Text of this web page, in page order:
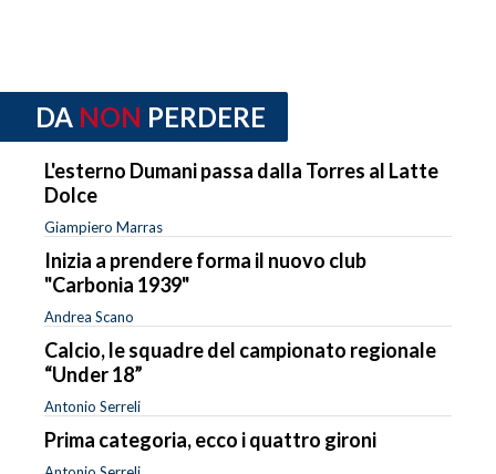
DA NON PERDERE
L'esterno Dumani passa dalla Torres al Latte
Dolce
Giampiero Marras
Inizia a prendere forma il nuovo club
"Carbonia 1939"
Andrea Scano
Calcio, le squadre del campionato regionale
“Under 18”
Antonio Serreli
Prima categoria, ecco i quattro gironi